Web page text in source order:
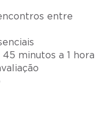
entre
minutos a 1 hora